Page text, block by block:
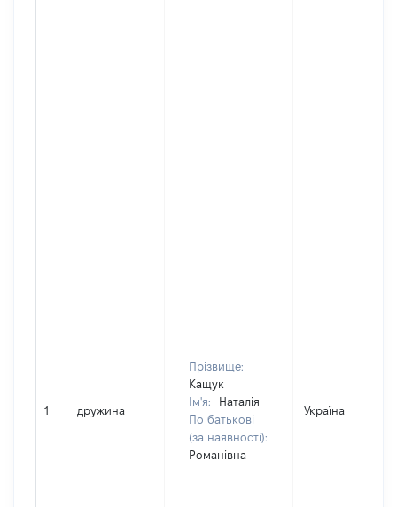
1 дружина
Прізвище:
Кащук
Ім'я:
Наталія
По батькові
(за наявності):
Романівна
Україна